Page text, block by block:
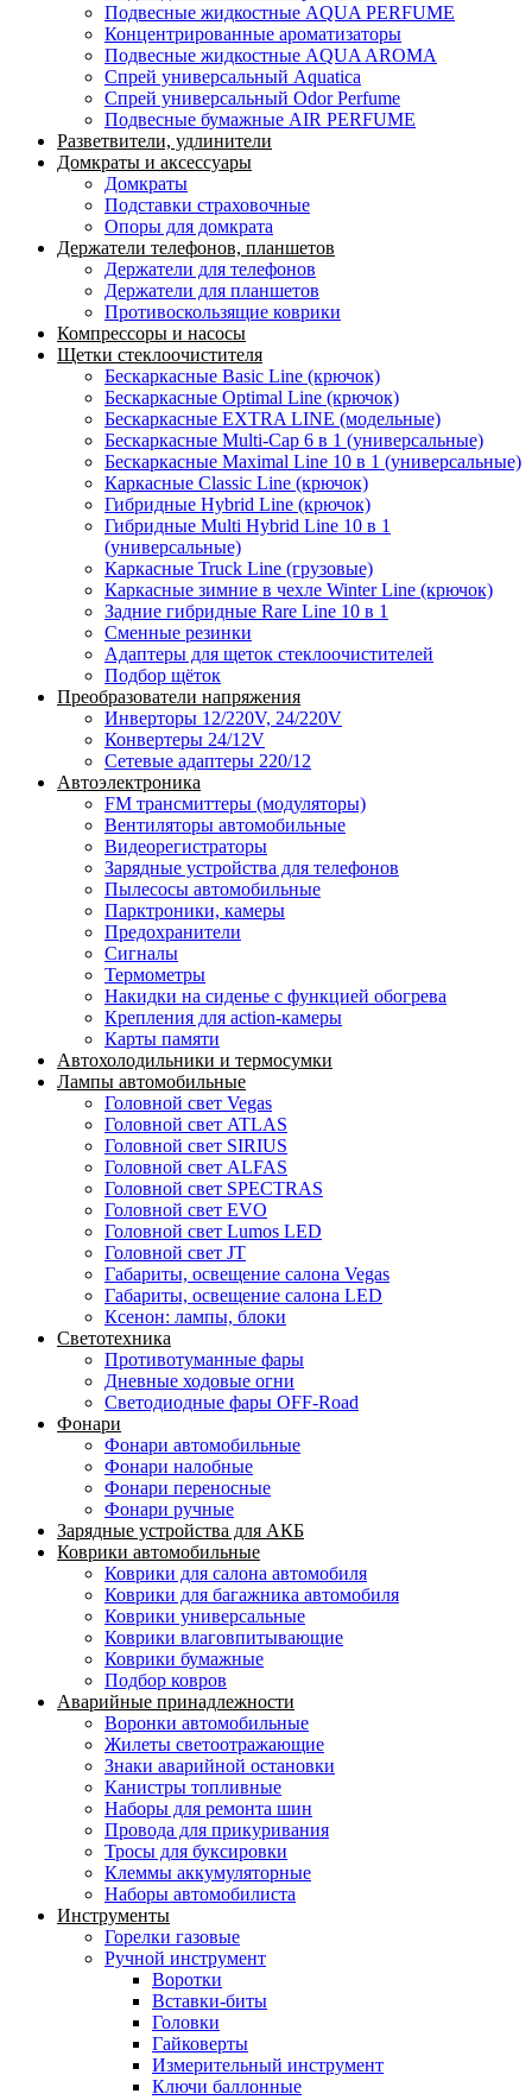
Подвесные жидкостные AQUA PERFUME
Концентрированные ароматизаторы
Подвесные жидкостные AQUA AROMA
Спрей универсальный Aquatica
Спрей универсальный Odor Perfume
Подвесные бумажные AIR PERFUME
Разветвители, удлинители
Домкраты и аксессуары
Домкраты
Подставки страховочные
Опоры для домкрата
Держатели телефонов, планшетов
Держатели для телефонов
Держатели для планшетов
Противоскользящие коврики
Компрессоры и насосы
Щетки стеклоочистителя
Бескаркасные Basic Line (крючок)
Бескаркасные Optimal Line (крючок)
Бескаркасные EXTRA LINE (модельные)
Бескаркасные Multi-Cap 6 в 1 (универсальные)
Бескаркасные Maximal Line 10 в 1 (универсальные)
Каркасные Classic Line (крючок)
Гибридные Hybrid Line (крючок)
Гибридные Multi Hybrid Line 10 в 1
(универсальные)
Каркасные Truck Line (грузовые)
Каркасные зимние в чехле Winter Line (крючок)
Задние гибридные Rare Line 10 в 1
Сменные резинки
Адаптеры для щеток стеклоочистителей
Подбор щёток
Преобразователи напряжения
Инверторы 12/220V, 24/220V
Конвертеры 24/12V
Сетевые адаптеры 220/12
Автоэлектроника
FM трансмиттеры (модуляторы)
Вентиляторы автомобильные
Видеорегистраторы
Зарядные устройства для телефонов
Пылесосы автомобильные
Парктроники, камеры
Предохранители
Сигналы
Термометры
Накидки на сиденье с функцией обогрева
Крепления для action-камеры
Карты памяти
Автохолодильники и термосумки
Лампы автомобильные
Головной свет Vegas
Головной свет ATLAS
Головной свет SIRIUS
Головной свет ALFAS
Головной свет SPECTRAS
Головной свет EVO
Головной свет Lumos LED
Головной свет JT
Габариты, освещение салона Vegas
Габариты, освещение салона LED
Ксенон: лампы, блоки
Светотехника
Противотуманные фары
Дневные ходовые огни
Светодиодные фары OFF-Road
Фонари
Фонари автомобильные
Фонари налобные
Фонари переносные
Фонари ручные
Зарядные устройства для АКБ
Коврики автомобильные
Коврики для салона автомобиля
Коврики для багажника автомобиля
Коврики универсальные
Коврики влаговпитывающие
Коврики бумажные
Подбор ковров
Аварийные принадлежности
Воронки автомобильные
Жилеты светоотражающие
Знаки аварийной остановки
Канистры топливные
Наборы для ремонта шин
Провода для прикуривания
Тросы для буксировки
Клеммы аккумуляторные
Наборы автомобилиста
Инструменты
Горелки газовые
Ручной инструмент
Воротки
Вставки-биты
Головки
Гайковерты
Измерительный инструмент
Ключи баллонные